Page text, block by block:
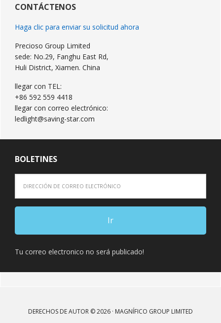
lateral
primaria
CONTÁCTENOS
Haga clic para enviar su solicitud ahora
Precioso Group Limited
sede: No.29, Fanghu East Rd,
Huli District, Xiamen. China
llegar con TEL:
+86 592 559 4418
llegar con correo electrónico:
ledlight@saving-star.com
BOLETINES
Tu correo electronico no será publicado!
DERECHOS DE AUTOR © 2026 · MAGNÍFICO GROUP LIMITED